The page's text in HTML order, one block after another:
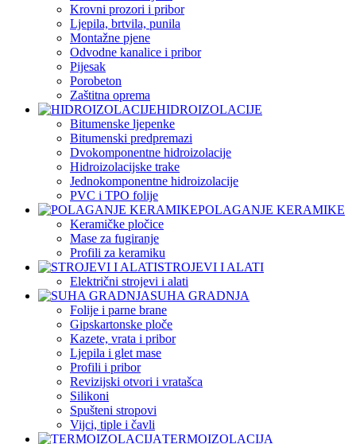
Krovni prozori i pribor
Ljepila, brtvila, punila
Montažne pjene
Odvodne kanalice i pribor
Pijesak
Porobeton
Zaštitna oprema
HIDROIZOLACIJE
Bitumenske ljepenke
Bitumenski predpremazi
Dvokomponentne hidroizolacije
Hidroizolacijske trake
Jednokomponentne hidroizolacije
PVC i TPO folije
POLAGANJE KERAMIKE
Keramičke pločice
Mase za fugiranje
Profili za keramiku
STROJEVI I ALATI
Električni strojevi i alati
SUHA GRADNJA
Folije i parne brane
Gipskartonske ploče
Kazete, vrata i pribor
Ljepila i glet mase
Profili i pribor
Revizijski otvori i vratašca
Silikoni
Spušteni stropovi
Vijci, tiple i čavli
TERMOIZOLACIJA